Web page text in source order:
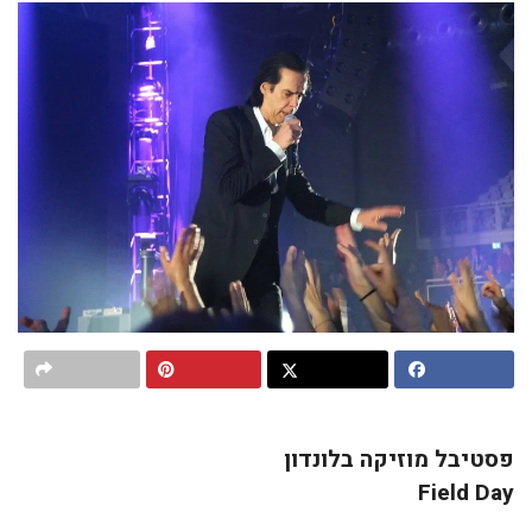
פסטיבל מוזיקה בלונדון
Field Day